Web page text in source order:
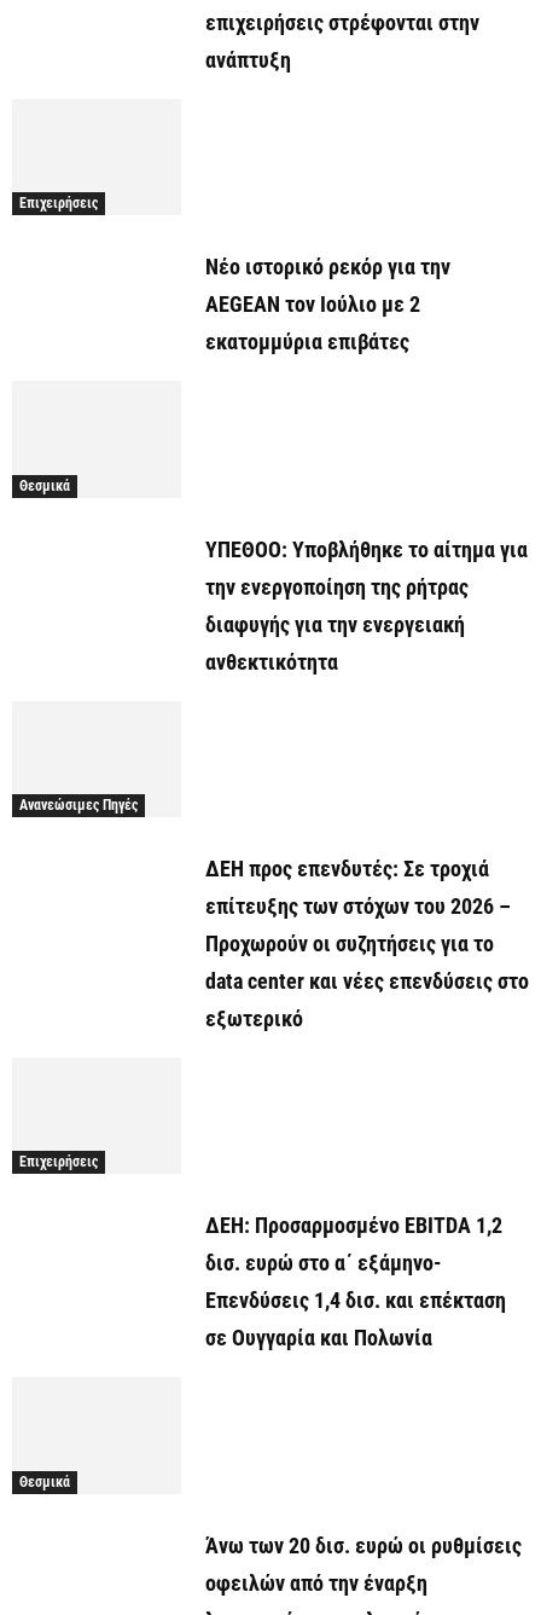
επιχειρήσεις στρέφονται στην
ανάπτυξη
Επιχειρήσεις
Νέο ιστορικό ρεκόρ για την
AEGEAN τον Ιούλιο με 2
εκατομμύρια επιβάτες
Θεσμικά
ΥΠΕΘΟΟ: Υποβλήθηκε το αίτημα για
την ενεργοποίηση της ρήτρας
διαφυγής για την ενεργειακή
ανθεκτικότητα
Ανανεώσιμες Πηγές
ΔΕΗ προς επενδυτές: Σε τροχιά
επίτευξης των στόχων του 2026 –
Προχωρούν οι συζητήσεις για το
data center και νέες επενδύσεις στο
εξωτερικό
Επιχειρήσεις
ΔΕΗ: Προσαρμοσμένο EBITDA 1,2
δισ. ευρώ στο α΄ εξάμηνο-
Επενδύσεις 1,4 δισ. και επέκταση
σε Ουγγαρία και Πολωνία
Θεσμικά
Άνω των 20 δισ. ευρώ οι ρυθμίσεις
οφειλών από την έναρξη